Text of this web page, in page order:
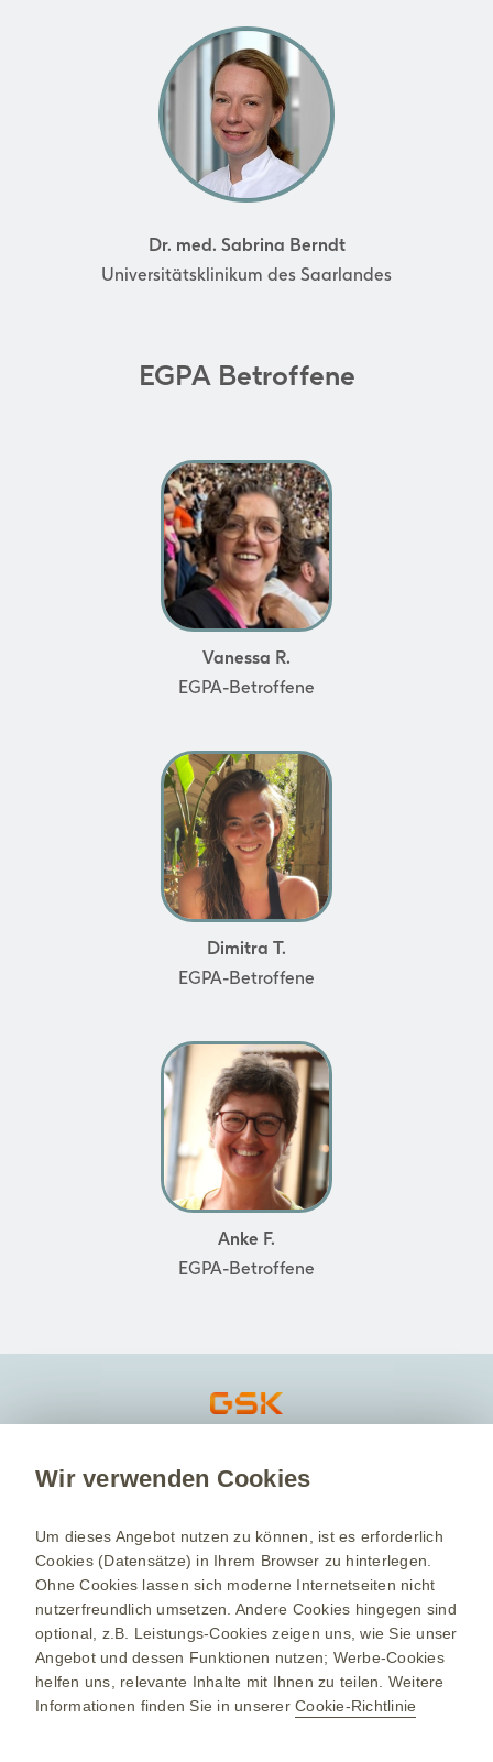
Dr. med. Sabrina Berndt
Universitätsklinikum des Saarlandes
EGPA Betroffene
Vanessa R.
EGPA-Betroffene
Dimitra T.
EGPA-Betroffene
Anke F.
EGPA-Betroffene
Datenschutzbestimmungen
Gendergerechte Sprache: Dieser Text schließt
prinzipiell alle Geschlechter mit ein.
Zur besseren Lesbarkeit wird jedoch nur eine
Wir verwenden Cookies
Um dieses Angebot nutzen zu können, ist es erforderlich
Cookies (Datensätze) in Ihrem Browser zu hinterlegen.
Ohne Cookies lassen sich moderne Internetseiten nicht
nutzerfreundlich umsetzen. Andere Cookies hingegen sind
optional, z.B. Leistungs-Cookies zeigen uns, wie Sie unser
Angebot und dessen Funktionen nutzen; Werbe-Cookies
helfen uns, relevante Inhalte mit Ihnen zu teilen. Weitere
Informationen finden Sie in unserer Cookie-Richtlinie